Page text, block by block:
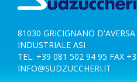
81030 GRICIGNANO
INDUSTRIALE ASI
TEL. +39 081 502 94 95 FAX
INFO@SUDZUCCHERI.IT